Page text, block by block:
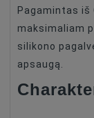
Pagamintas iš
maksimaliam
silikono
apsaugą.